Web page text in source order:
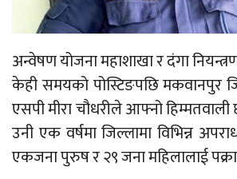
अन्वेषण योजना महाशाखा र दंगा
केही समयको पोस्टिङपछि मकवानपुर
एसपी मीरा चौधरीले आफ्नो
उनी एक वर्षमा जिल्लामा विभिन्न
एकजना पुरुष र २९ जना महिलालाई